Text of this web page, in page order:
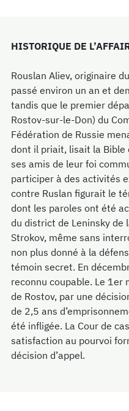
HISTORIQUE DE
Rouslan Aliev, originaire
passé environ un an et
tandis que le premier
Rostov-sur-le-Don) du
Fédération de Russie
dont il priait, lisait la
ses amis de leur foi
participer à des activités
contre Ruslan figurait le
dont les paroles ont été
du district de Leninsky de
Strokov, même sans
non plus donné à la
témoin secret. En
reconnu coupable. Le
de Rostov, par une
de 2,5 ans
été infligée. La Cour de
satisfaction au pourvoi
décision d’appel.